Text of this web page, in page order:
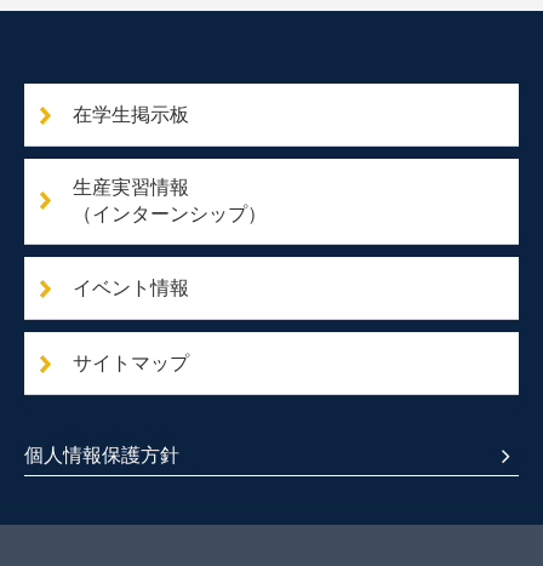
在学生掲示板
生産実習情報
（インターンシップ）
イベント情報
サイトマップ
個人情報保護方針